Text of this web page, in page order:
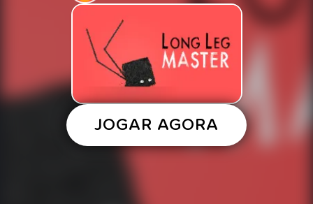
JOGAR AGORA